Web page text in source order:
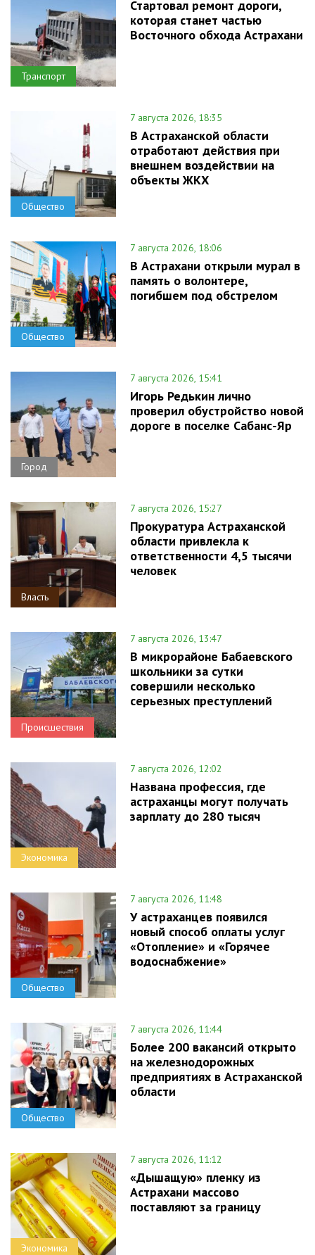
Транспорт
Стартовал ремонт дороги,
которая станет частью
Восточного обхода Астрахани
Общество
7 августа 2026, 18:35
В Астраханской области
отработают действия при
внешнем воздействии на
объекты ЖКХ
Общество
7 августа 2026, 18:06
В Астрахани открыли мурал в
память о волонтере,
погибшем под обстрелом
Город
7 августа 2026, 15:41
Игорь Редькин лично
проверил обустройство новой
дороге в поселке Сабанс-Яр
Власть
7 августа 2026, 15:27
Прокуратура Астраханской
области привлекла к
ответственности 4,5 тысячи
человек
Происшествия
7 августа 2026, 13:47
В микрорайоне Бабаевского
школьники за сутки
совершили несколько
серьезных преступлений
Экономика
7 августа 2026, 12:02
Названа профессия, где
астраханцы могут получать
зарплату до 280 тысяч
Общество
7 августа 2026, 11:48
У астраханцев появился
новый способ оплаты услуг
«Отопление» и «Горячее
водоснабжение»
Общество
7 августа 2026, 11:44
Более 200 вакансий открыто
на железнодорожных
предприятиях в Астраханской
области
Экономика
7 августа 2026, 11:12
«Дышащую» пленку из
Астрахани массово
поставляют за границу